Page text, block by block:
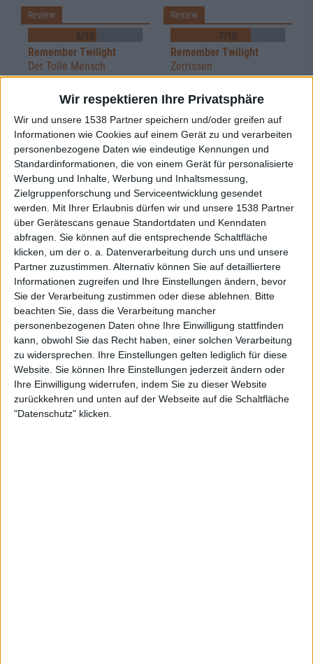
Wir respektieren Ihre Privatsphäre
Wir und unsere 1538 Partner speichern und/oder greifen auf
Informationen wie Cookies auf einem Gerät zu und verarbeiten
personenbezogene Daten wie eindeutige Kennungen und
Standardinformationen, die von einem Gerät für personalisierte
Werbung und Inhalte, Werbung und Inhaltsmessung,
Zielgruppenforschung und Serviceentwicklung gesendet
werden.
Mit Ihrer Erlaubnis dürfen wir und unsere 1538 Partner
über Gerätescans genaue Standortdaten und Kenndaten
abfragen. Sie können auf die entsprechende Schaltfläche
klicken, um der o. a. Datenverarbeitung durch uns und unsere
Partner zuzustimmen. Alternativ können Sie auf detailliertere
Informationen zugreifen und Ihre Einstellungen ändern, bevor
Sie der Verarbeitung zustimmen oder diese ablehnen.
Bitte
beachten Sie, dass die Verarbeitung mancher
personenbezogenen Daten ohne Ihre Einwilligung stattfinden
kann, obwohl Sie das Recht haben, einer solchen Verarbeitung
zu widersprechen. Ihre Einstellungen gelten lediglich für diese
Website. Sie können Ihre Einstellungen jederzeit ändern oder
Ihre Einwilligung widerrufen, indem Sie zu dieser Website
zurückkehren und unten auf der Webseite auf die Schaltfläche
"Datenschutz" klicken.
6/10
Review
Remember Twilight
Der Tolle Mensch
7/10
Review
Remember Twilight
Zerrissen
5/10
Review
Remember Twilight
Kammermusik Core
6/10
Review
Remember Twilight
Kammermusik-Core
Konzertberichte mit Remember Twilight